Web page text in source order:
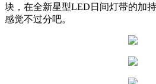
块，在全新星型LED日间灯带的加
感觉不过分吧。